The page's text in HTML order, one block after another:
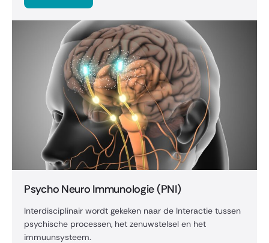
Psycho Neuro Immunologie (PNI)
Interdisciplinair wordt gekeken naar de Interactie tussen
psychische processen, het zenuwstelsel en het
immuunsysteem.